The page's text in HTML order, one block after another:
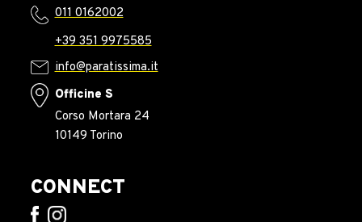
011 0162002
+39 351 9975585
info@paratissima.it
Officine S
Corso Mortara 24
10149 Torino
CONNECT